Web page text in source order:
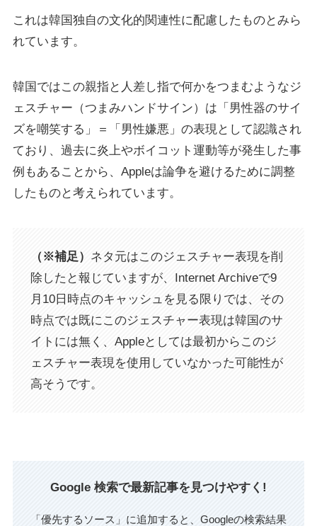
これは韓国独自の文化的関連性に配慮したものとみら
れています。
韓国ではこの親指と人差し指で何かをつまむようなジ
ェスチャー（つまみハンドサイン）は「男性器のサイ
ズを嘲笑する」＝「男性嫌悪」の表現として認識され
ており、過去に炎上やボイコット運動等が発生した事
例もあることから、Appleは論争を避けるために調整
したものと考えられています。
（※補足） ネタ元はこのジェスチャー表現を削
除したと報じていますが、Internet Archiveで9
月10日時点のキャッシュを見る限りでは、その
時点では既にこのジェスチャー表現は韓国のサ
イトには無く、Appleとしては最初からこのジ
ェスチャー表現を使用していなかった可能性が
高そうです。
Google 検索で最新記事を見つけやすく!
「優先するソース」に追加すると、Googleの検索結果